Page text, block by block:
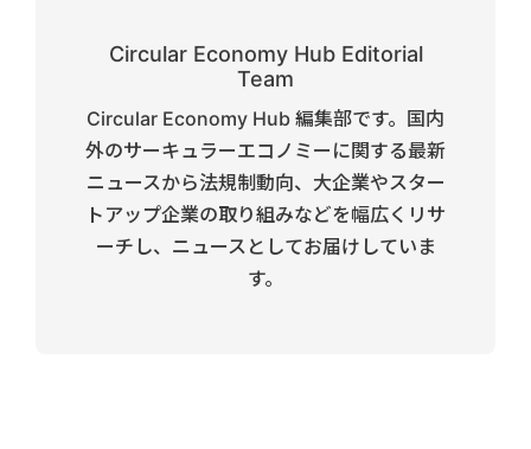
Circular Economy Hub Editorial
Team
Circular Economy Hub 編集部です。国内
外のサーキュラーエコノミーに関する最新
ニュースから法規制動向、大企業やスター
トアップ企業の取り組みなどを幅広くリサ
ーチし、ニュースとしてお届けしていま
す。